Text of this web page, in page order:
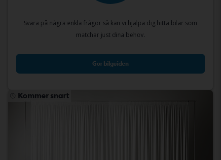
Svara på några enkla frågor så kan vi hjälpa dig hitta bilar som
matchar just dina behov.
Gör bilguiden
Kommer snart